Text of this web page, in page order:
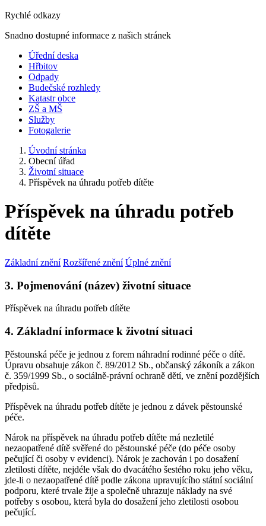
Rychlé odkazy
Snadno dostupné informace z našich stránek
Úřední deska
Hřbitov
Odpady
Budečské rozhledy
Katastr obce
ZŠ a MŠ
Služby
Fotogalerie
Úvodní stránka
Obecní úřad
Životní situace
Příspěvek na úhradu potřeb dítěte
Příspěvek na úhradu potřeb
dítěte
Základní znění Rozšířené znění Úplné znění
3. Pojmenování (název) životní situace
Příspěvek na úhradu potřeb dítěte
4. Základní informace k životní situaci
Pěstounská péče je jednou z forem náhradní rodinné péče o dítě.
Úpravu obsahuje zákon č. 89/2012 Sb., občanský zákoník a zákon
č. 359/1999 Sb., o sociálně-právní ochraně dětí, ve znění pozdějších
předpisů.
Příspěvek na úhradu potřeb dítěte je jednou z dávek pěstounské
péče.
Nárok na příspěvek na úhradu potřeb dítěte má nezletilé
nezaopatřené dítě svěřené do pěstounské péče (do péče osoby
pečující či osoby v evidenci). Nárok je zachován i po dosažení
zletilosti dítěte, nejdéle však do dvacátého šestého roku jeho věku,
jde-li o nezaopatřené dítě podle zákona upravujícího státní sociální
podporu, které trvale žije a společně uhrazuje náklady na své
potřeby s osobou, která byla do dosažení jeho zletilosti osobou
pečující.